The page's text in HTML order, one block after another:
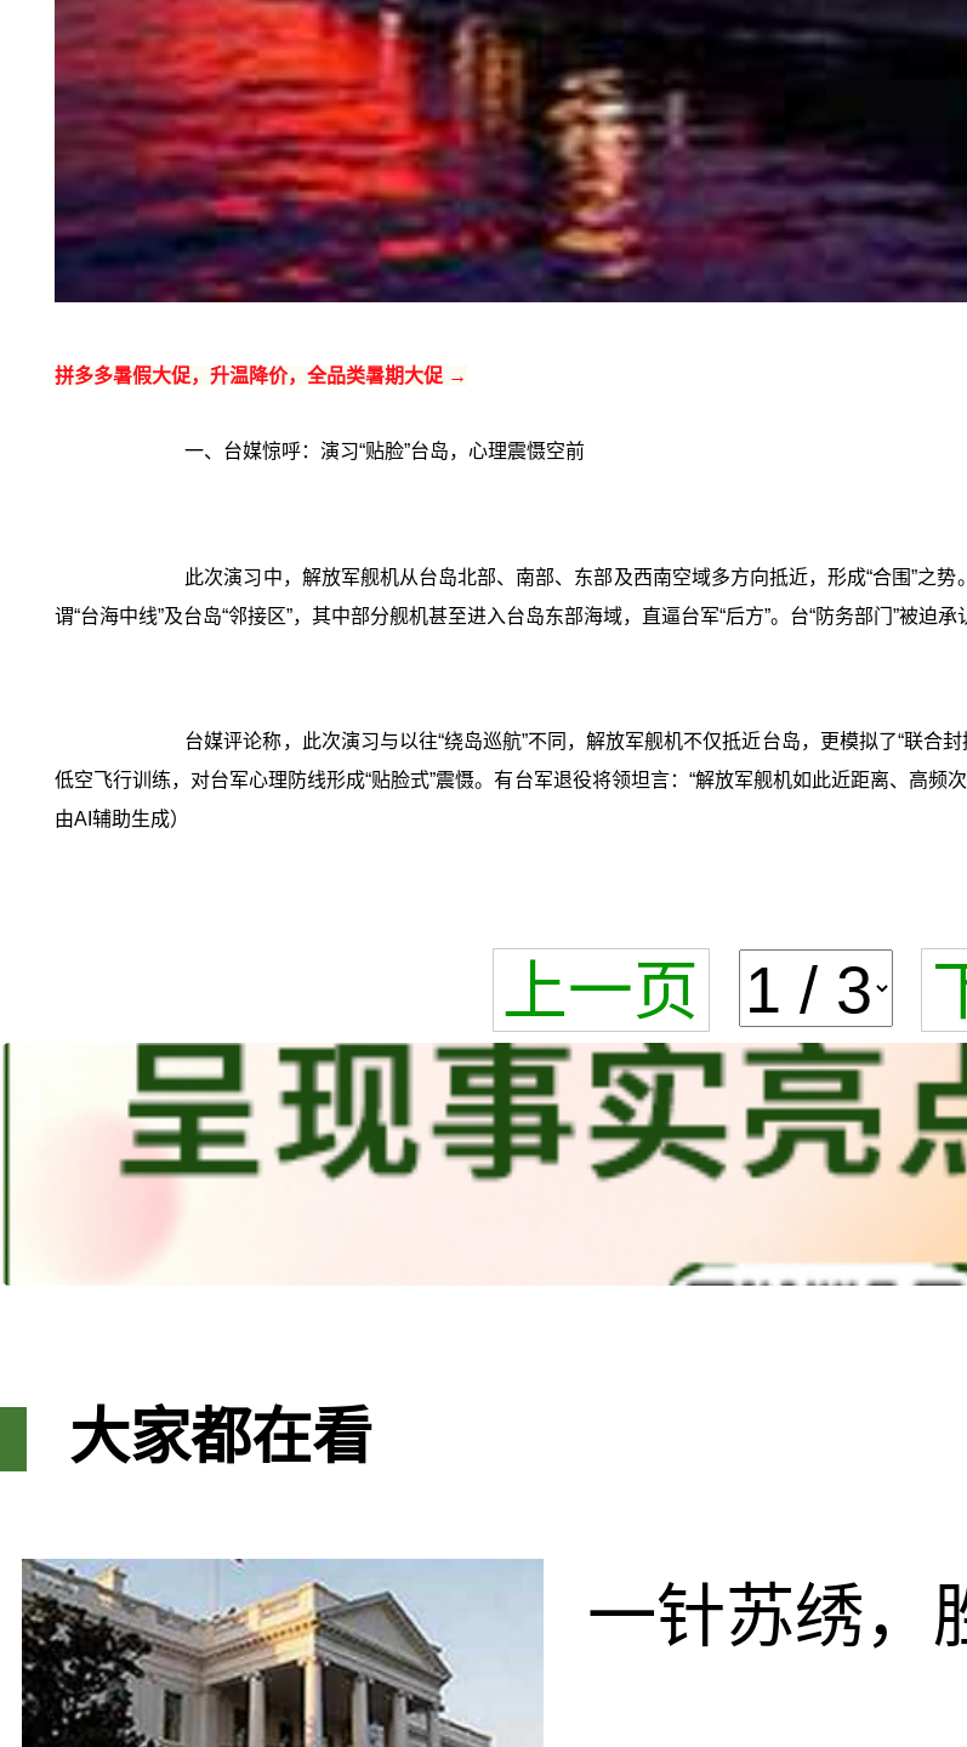
拼多多暑假大促，升温降价，全品类暑期大促 →
一、台媒惊呼：演习“贴脸”台岛，心理震慑空前
此次演习中，解放军舰机从台岛北部、南部、东部及西南空域多方向抵近，形成“合围”之
谓“台海中线”及台岛“邻接区”，其中部分舰机甚至进入台岛东部海域，直逼台军“后方”。台“防务部门”被迫承
台媒评论称，此次演习与以往“绕岛巡航”不同，解放军舰机不仅抵近台岛，更模拟了“联合
低空飞行训练，对台军心理防线形成“贴脸式”震慑。有台军退役将领坦言：“解放军舰机如此近距离、高频
由AI辅助生成）
上一页
大家都在看
一针苏绣，